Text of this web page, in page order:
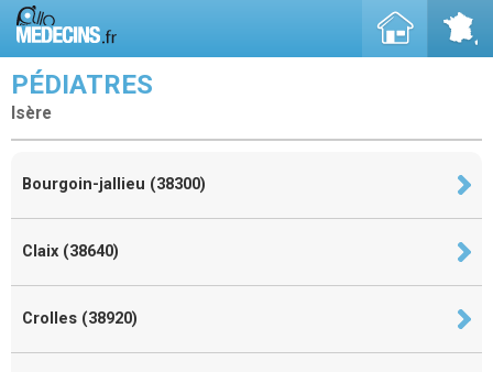
PÉDIATRES
Isère
Bourgoin-jallieu (38300)
Claix (38640)
Crolles (38920)